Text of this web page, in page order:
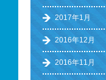
2017年1月
2016年12月
2016年11月